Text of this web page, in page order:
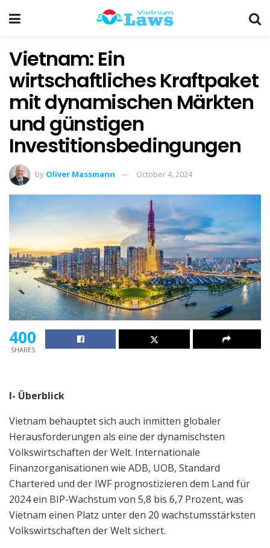
Vietnam: Ein
wirtschaftliches Kraftpaket
mit dynamischen Märkten
und günstigen
Investitionsbedingungen
by Oliver Massmann October 4, 2024
400
SHARES
I- Überblick
Vietnam behauptet sich auch inmitten globaler
Herausforderungen als eine der dynamischsten
Volkswirtschaften der Welt. Internationale
Finanzorganisationen wie ADB, UOB, Standard
Chartered und der IWF prognostizieren dem Land für
2024 ein BIP-Wachstum von 5,8 bis 6,7 Prozent, was
Vietnam einen Platz unter den 20 wachstumsstärksten
Volkswirtschaften der Welt sichert.